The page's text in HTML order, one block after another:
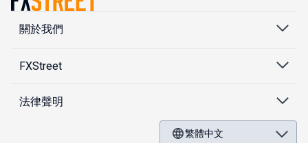
關於我們
FXStreet
法律聲明
繁體中文